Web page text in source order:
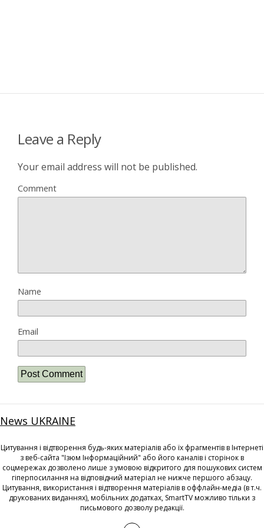
Leave a Reply
Your email address will not be published.
Comment
Name
Email
News UKRAINE
Цитування і відтворення будь-яких матеріалів або їх фрагментів в Інтернеті
з веб-сайта "Ізюм Інформаційний" або його каналів і сторінок в
соцмережах дозволено лише з умовою відкритого для пошукових систем
гіперпосилання на відповідний матеріал не нижче першого абзацу.
Цитування, використання і відтворення матеріалів в оффлайн-медіа (в т.ч.
друкованих виданнях), мобільних додатках, SmartTV можливо тільки з
письмового дозволу редакції.